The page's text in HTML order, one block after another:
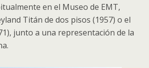
en el Museo de EMT,
Titán de dos pisos (1957) o el
junto a una representación de la